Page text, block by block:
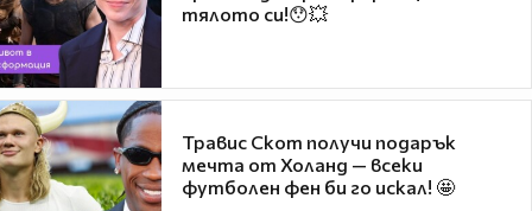
тялото си!😯💥
Травис Скот получи подарък
мечта от Холанд — всеки
футболен фен би го искал! 🤩